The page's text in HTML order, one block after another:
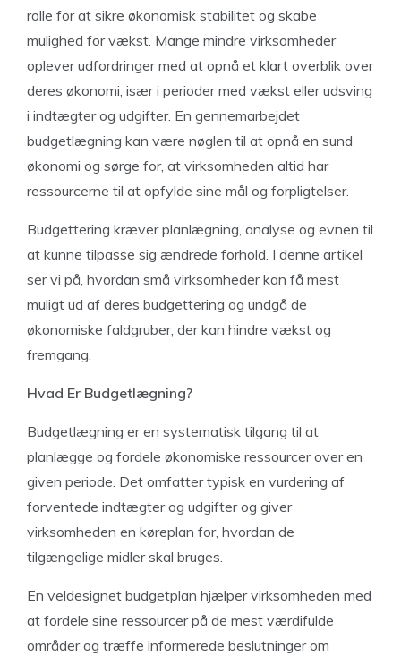
rolle for at sikre økonomisk stabilitet og skabe
mulighed for vækst. Mange mindre virksomheder
oplever udfordringer med at opnå et klart overblik over
deres økonomi, især i perioder med vækst eller udsving
i indtægter og udgifter. En gennemarbejdet
budgetlægning kan være nøglen til at opnå en sund
økonomi og sørge for, at virksomheden altid har
ressourcerne til at opfylde sine mål og forpligtelser.
Budgettering kræver planlægning, analyse og evnen til
at kunne tilpasse sig ændrede forhold. I denne artikel
ser vi på, hvordan små virksomheder kan få mest
muligt ud af deres budgettering og undgå de
økonomiske faldgruber, der kan hindre vækst og
fremgang.
Hvad Er Budgetlægning?
Budgetlægning er en systematisk tilgang til at
planlægge og fordele økonomiske ressourcer over en
given periode. Det omfatter typisk en vurdering af
forventede indtægter og udgifter og giver
virksomheden en køreplan for, hvordan de
tilgængelige midler skal bruges.
En veldesignet budgetplan hjælper virksomheden med
at fordele sine ressourcer på de mest værdifulde
områder og træffe informerede beslutninger om